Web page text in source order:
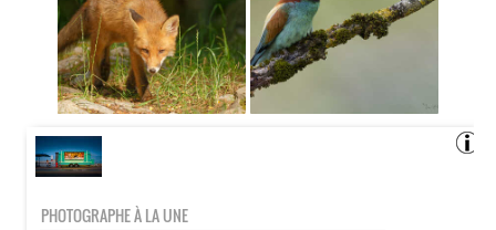
PHOTOGRAPHE À LA UNE